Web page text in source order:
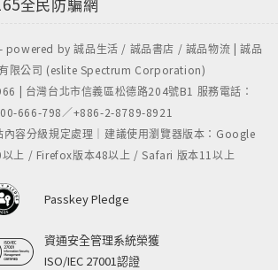
powered by 誠品生活 / 誠品書店 / 誠品物流 | 誠品
限公司 (eslite Spectrum Corporation)
| 台灣台北市信義區松德路204號B1 服務電話：
666-798／+886-2-8789-8921
內容分級規定處理｜建議使用瀏覽器版本：Google
上 / Firefox版本48以上 / Safari 版本11以上
Passkey Pledge
資通安全管理系統榮獲
ISO/IEC 27001認證